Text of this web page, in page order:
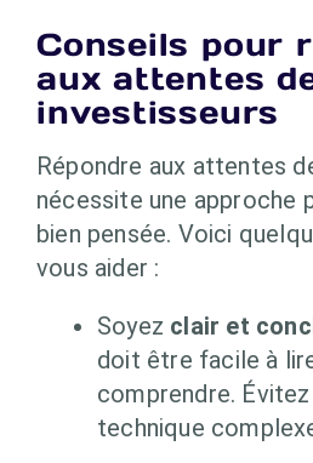
Conseils pour
aux attentes
investisseurs
Répondre aux attentes
nécessite une approche
bien pensée. Voici
vous aider :
Soyez clair et
doit être facile à
comprendre.
technique